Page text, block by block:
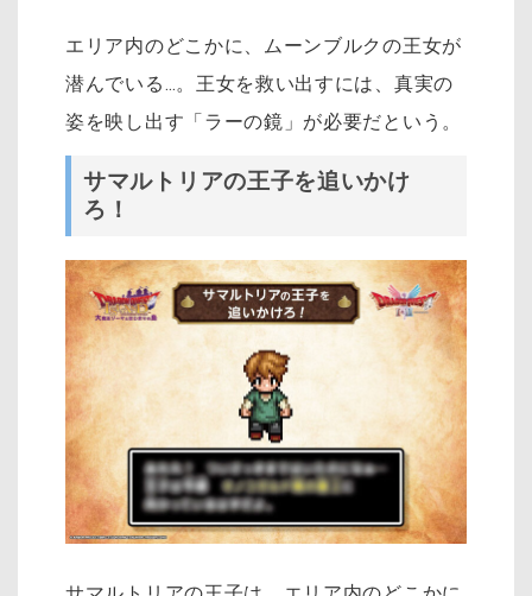
エリア内のどこかに、ムーンブルクの王女が
潜んでいる…。王女を救い出すには、真実の
姿を映し出す「ラーの鏡」が必要だという。
サマルトリアの王子を追いかけ
ろ！